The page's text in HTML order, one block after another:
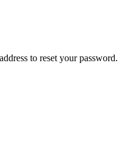
to reset your password.